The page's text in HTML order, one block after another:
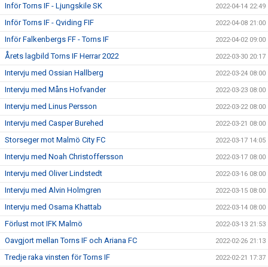
Inför Torns IF - Ljungskile SK 2022-04-14 22:49
Inför Torns IF - Qviding FIF 2022-04-08 21:00
Inför Falkenbergs FF - Torns IF 2022-04-02 09:00
Årets lagbild Torns IF Herrar 2022 2022-03-30 20:17
Intervju med Ossian Hallberg 2022-03-24 08:00
Intervju med Måns Hofvander 2022-03-23 08:00
Intervju med Linus Persson 2022-03-22 08:00
Intervju med Casper Burehed 2022-03-21 08:00
Storseger mot Malmö City FC 2022-03-17 14:05
Intervju med Noah Christoffersson 2022-03-17 08:00
Intervju med Oliver Lindstedt 2022-03-16 08:00
Intervju med Alvin Holmgren 2022-03-15 08:00
Intervju med Osama Khattab 2022-03-14 08:00
Förlust mot IFK Malmö 2022-03-13 21:53
Oavgjort mellan Torns IF och Ariana FC 2022-02-26 21:13
Tredje raka vinsten för Torns IF 2022-02-21 17:37